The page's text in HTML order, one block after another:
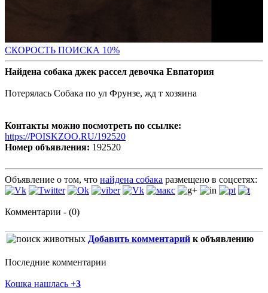
СКОРОСТЬ ПОИСКА 10%
Найдена собака джек рассел девочка Евпатория
Потерялась Собака по ул Фрунзе, жд т хозяина
Контакты можно посмотреть по ссылке:
https://POISKZOO.RU/192520
Номер объявления: 192520
Объявление о том, что найдена собака размещено в соцсетях:
Комментарии - (0)
Добавить комментарий к объявлению
Последние комментарии
Кошка нашлась +3